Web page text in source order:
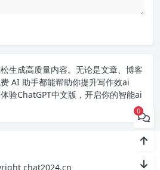
生成高质量内容。无论是文章、博客
AI 助手都能帮助你提升写作效ai
验ChatGPT中文版 ，开启你的智能ai
0
chat2024.cn